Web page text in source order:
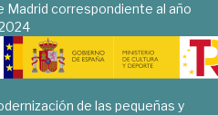
Madrid correspondiente al año
de las pequeñas y